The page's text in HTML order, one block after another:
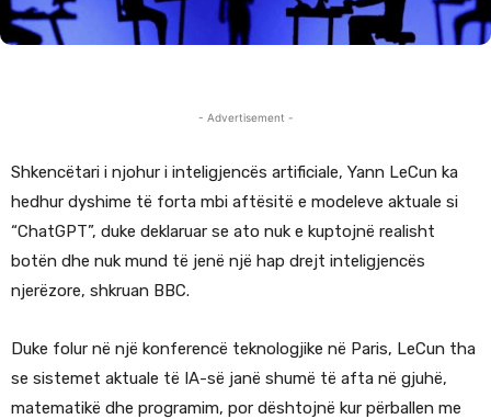
- Advertisement -
Shkencëtari i njohur i inteligjencës artificiale, Yann LeCun ka
hedhur dyshime të forta mbi aftësitë e modeleve aktuale si
“ChatGPT”, duke deklaruar se ato nuk e kuptojnë realisht
botën dhe nuk mund të jenë një hap drejt inteligjencës
njerëzore, shkruan BBC.
Duke folur në një konferencë teknologjike në Paris, LeCun tha
se sistemet aktuale të IA-së janë shumë të afta në gjuhë,
matematikë dhe programim, por dështojnë kur përballen me